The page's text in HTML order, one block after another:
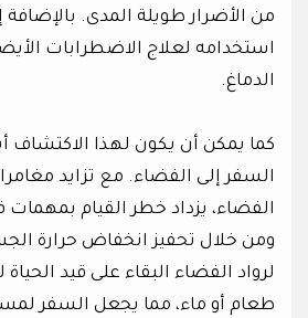
من الأضرار طويلة المدى. بالإضافة
استخدامه لعلاج الاضطرابات
الدماغ.
كما يمكن أن يكون لهذا الاكتشاف
السفر إلى الفضاء. مع تزايد
الفضاء، يزداد خطر القيام بمهمات
ومن خلال تحفيز انخفاض حرارة
لرواد الفضاء البقاء على قيد
طعام أو ماء، مما يجعل السفر